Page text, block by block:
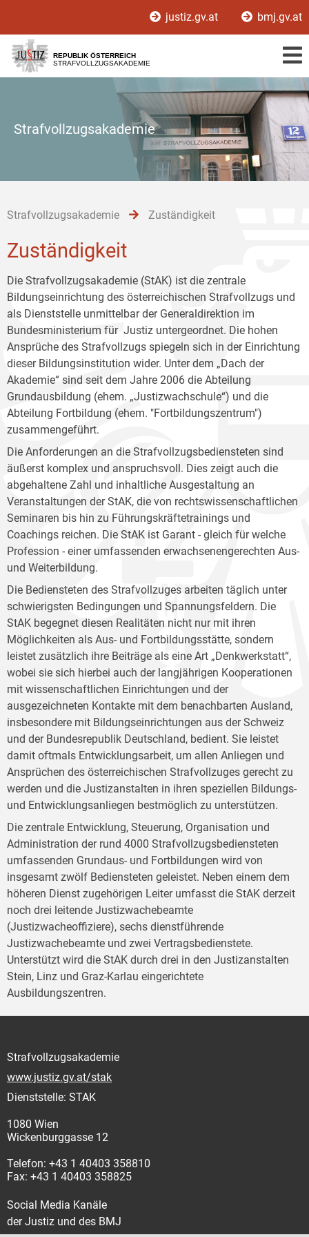
[1]
[2]
[3]
justiz.gv.at bmj.gv.at
REPUBLIK ÖSTERREICH
STRAFVOLLZUGSAKADEMIE
Strafvollzugsakademie
Strafvollzugsakademie Zuständigkeit
Zuständigkeit
Die Strafvollzugsakademie (StAK) ist die zentrale
Bildungseinrichtung des österreichischen Strafvollzugs und
als Dienststelle unmittelbar der Generaldirektion im
Bundesministerium für Justiz untergeordnet. Die hohen
Ansprüche des Strafvollzugs spiegeln sich in der Einrichtung
dieser Bildungsinstitution wider. Unter dem „Dach der
Akademie“ sind seit dem Jahre 2006 die Abteilung
Grundausbildung (ehem. „Justizwachschule“) und die
Abteilung Fortbildung (ehem. "Fortbildungszentrum")
zusammengeführt.
Die Anforderungen an die Strafvollzugsbediensteten sind
äußerst komplex und anspruchsvoll. Dies zeigt auch die
abgehaltene Zahl und inhaltliche Ausgestaltung an
Veranstaltungen der StAK, die von rechtswissenschaftlichen
Seminaren bis hin zu Führungskräftetrainings und
Coachings reichen. Die StAK ist Garant - gleich für welche
Profession - einer umfassenden erwachsenengerechten Aus-
und Weiterbildung.
Die Bediensteten des Strafvollzuges arbeiten täglich unter
schwierigsten Bedingungen und Spannungsfeldern. Die
StAK begegnet diesen Realitäten nicht nur mit ihren
Möglichkeiten als Aus- und Fortbildungsstätte, sondern
leistet zusätzlich ihre Beiträge als eine Art „Denkwerkstatt“,
wobei sie sich hierbei auch der langjährigen Kooperationen
mit wissenschaftlichen Einrichtungen und der
ausgezeichneten Kontakte mit dem benachbarten Ausland,
insbesondere mit Bildungseinrichtungen aus der Schweiz
und der Bundesrepublik Deutschland, bedient. Sie leistet
damit oftmals Entwicklungsarbeit, um allen Anliegen und
Ansprüchen des österreichischen Strafvollzuges gerecht zu
werden und die Justizanstalten in ihren speziellen Bildungs-
und Entwicklungsanliegen bestmöglich zu unterstützen.
Die zentrale Entwicklung, Steuerung, Organisation und
Administration der rund 4000 Strafvollzugsbediensteten
umfassenden Grundaus- und Fortbildungen wird von
insgesamt zwölf Bediensteten geleistet. Neben einem dem
höheren Dienst zugehörigen Leiter umfasst die StAK derzeit
noch drei leitende Justizwachebeamte
(Justizwacheoffiziere), sechs dienstführende
Justizwachebeamte und zwei Vertragsbedienstete.
Unterstützt wird die StAK durch drei in den Justizanstalten
Stein, Linz und Graz-Karlau eingerichtete
Ausbildungszentren.
Strafvollzugsakademie
www.justiz.gv.at/stak
Dienststelle: STAK
1080 Wien
Wickenburggasse 12
Telefon: +43 1 40403 358810
Fax: +43 1 40403 358825
Social Media Kanäle
der Justiz und des BMJ